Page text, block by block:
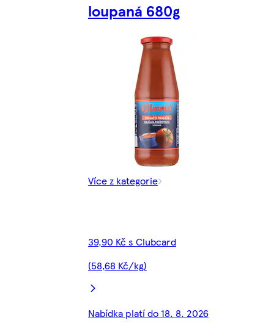
loupaná 680g
Více z kategorie
39,90 Kč s Clubcard
(58,68 Kč/kg)
Nabídka platí do 18. 8. 2026